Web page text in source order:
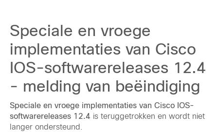
Speciale en vroege
implementaties van Cisco
IOS-softwarereleases 12.4
- melding van beëindiging
Speciale en vroege implementaties van Cisco IOS-
softwarereleases 12.4 is teruggetrokken en wordt niet
langer ondersteund.